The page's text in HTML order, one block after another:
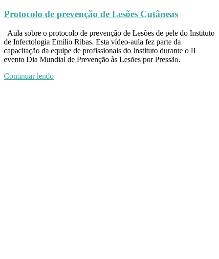
Protocolo de prevenção de Lesões Cutâneas
Aula sobre o protocolo de prevenção de Lesões de pele do Instituto
de Infectologia Emílio Ribas. Esta vídeo-aula fez parte da
capacitação da equipe de profissionais do Instituto durante o II
evento Dia Mundial de Prevenção às Lesões por Pressão.
Continuar lendo